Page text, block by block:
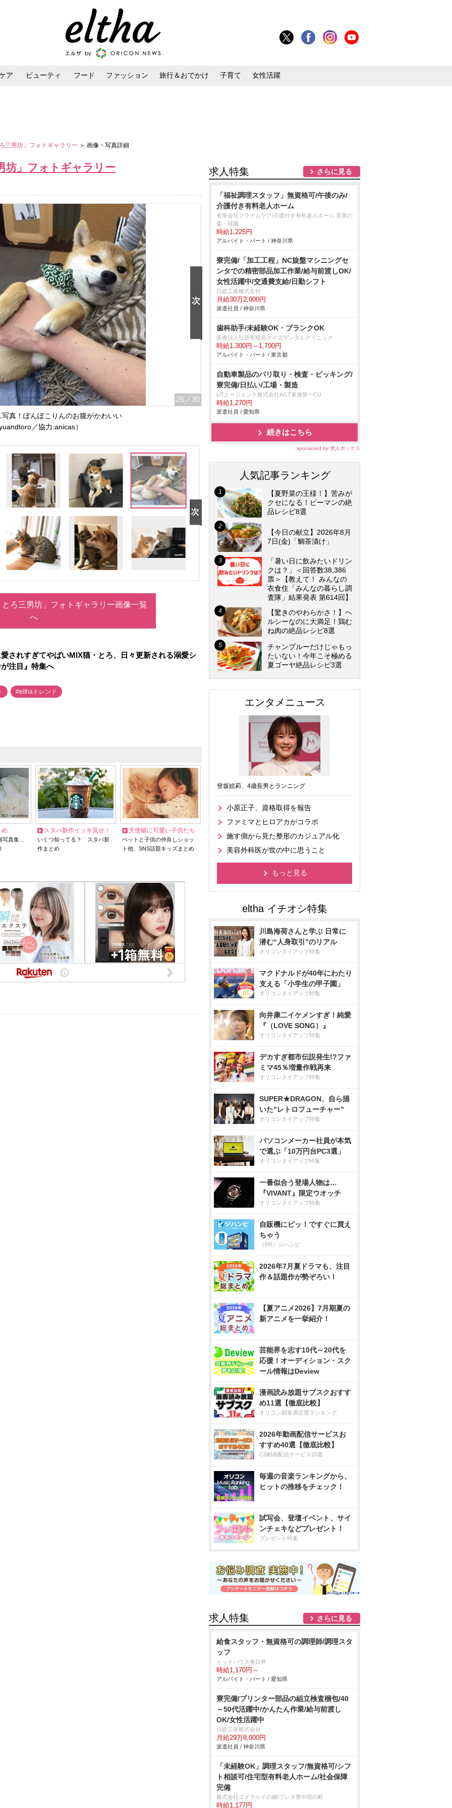
ア ビューティ フード ファッション 旅行＆おでかけ 子育て 女性活躍
三男坊」フォトギャラリー ＞ 画像・写真詳細
坊」フォトギャラリー
25 ／30
真！ぽんぽこりんのお腹がかわいい
／協力:anicas）
ろ三男坊」フォトギャラリー画像一覧
へ
されすぎてやばいMIX猫・とろ、日々更新される溺愛シ
注目』特集へ
#elthaトレンド
め
写真集…
スタバ新作イッキ見せ！
いくつ知ってる？ スタバ新
作まとめ
天使級に可愛い子供たち
ペットと子供の仲良しショッ
ト他、SNS話題キッズまとめ
求人特集 さらに見る
「福祉調理スタッフ」無資格可/午後のみ/
介護付き有料老人ホーム
有限会社プライムケア/介護付き有料老人ホーム 喜美の
森・緑園
時給1,225円
アルバイト・パート / 神奈川県
寮完備/「加工工程」NC旋盤マシニングセ
ンタでの精密部品加工作業/給与前渡しOK/
女性活躍中/交通費支給/日勤シフト
日総工産株式会社
月給30万2,000円
派遣社員 / 神奈川県
歯科助手/未経験OK・ブランクOK
医療法人社団壱樹会ケイズデンタルクリニック
時給1,300円～1,700円
アルバイト・パート / 東京都
自動車製品のバリ取り・検査・ピッキング/
寮完備/日払い/工場・製造
UTエージェント株式会社AGT東海第一CU
時給1,270円
派遣社員 / 愛知県
続きはこちら
sponsored by 求人ボックス
人気記事ランキング
【夏野菜の王様！】苦みが
クセになる！ピーマンの絶
品レシピ8選
【今日の献立】2026年8月
7日(金)「鯛茶漬け」
「暑い日に飲みたいドリン
クは？」＜回答数38,386
票＞【教えて！ みんなの
衣食住「みんなの暮らし調
査隊」結果発表 第614回】
【驚きのやわらかさ！】ヘ
ルシーなのに大満足！鶏む
ね肉の絶品レシピ8選
チャンプルーだけじゃもっ
たいない！今年こそ極める
夏ゴーヤ絶品レシピ3選
エンタメニュース
登坂絵莉、4歳長男とランニング
小原正子、資格取得を報告
ファミマとヒロアカがコラボ
施す側から見た整形のカジュアル化
美容外科医が世の中に思うこと
もっと見る
川島海荷さんと学ぶ 日常に
潜む“人身取引”のリアル
オリコンタイアップ特集
マクドナルドが40年にわたり
支える「小学生の甲子園」
オリコンタイアップ特集
向井康二イケメンすぎ！純愛
『（LOVE SONG）』
オリコンタイアップ特集
デカすぎ都市伝説発生!?ファ
ミマ45％増量作戦再来
オリコンタイアップ特集
SUPER★DRAGON、自ら描
いた”レトロフューチャー”
オリコンタイアップ特集
パソコンメーカー社員が本気
で選ぶ「10万円台PC3選」
オリコンタイアップ特集
一番似合う登場人物は…
『VIVANT』限定ウオッチ
オリコンタイアップ特集
自販機にピッ！ですぐに買え
ちゃう
（PR）ジハンピ
2026年7月夏ドラマも、注目
作＆話題作が勢ぞろい！
【夏アニメ2026】7月期夏の
新アニメを一挙紹介！
芸能界を志す10代～20代を
応援！オーディション・スク
ール情報はDeview
漫画読み放題サブスクおすす
め11選【徹底比較】
オリコン顧客満足度ランキング
2026年動画配信サービスお
すすめ40選【徹底比較】
CS動画配信サービス20選
毎週の音楽ランキングから、
ヒットの推移をチェック！
試写会、登壇イベント、サイ
ンチェキなどプレゼント！
プレゼント特集
求人特集 さらに見る
給食スタッフ・無資格可の調理師/調理スタ
ッフ
トットハウス春日井
時給1,170円～
アルバイト・パート / 愛知県
寮完備/プリンター部品の組立検査梱包/40
～50代活躍中/かんたん作業/給与前渡し
OK/女性活躍中
日総工産株式会社
月給29万8,000円
派遣社員 / 神奈川県
「未経験OK」調理スタッフ/無資格可/シフ
ト相談可/住宅型有料老人ホーム/社会保障
完備
株式会社エメラルドの郷/プレタ豊中桜の町
時給1,177円